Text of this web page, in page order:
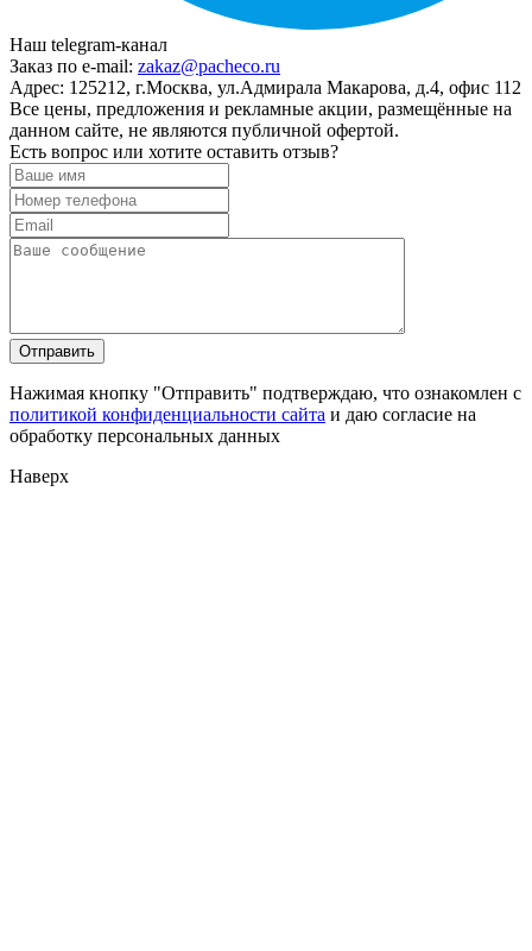
Наш telegram-канал
Заказ по e-mail: zakaz@pacheco.ru
Адрес: 125212, г.Москва, ул.Адмирала Макарова, д.4, офис 112
Все цены, предложения и рекламные акции, размещённые на
данном сайте, не являются публичной офертой.
Есть вопрос или хотите оставить отзыв?
Нажимая кнопку "Отправить" подтверждаю, что ознакомлен с
политикой конфиденциальности сайта и даю согласие на
обработку персональных данных
Наверх